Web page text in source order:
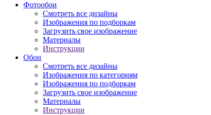
Фотообои
Смотреть все дизайны
Изображения по подборкам
Загрузить свое изображение
Материалы
Инструкции
Обои
Смотреть все дизайны
Изображения по категориям
Изображения по подборкам
Загрузить свое изображение
Материалы
Инструкции